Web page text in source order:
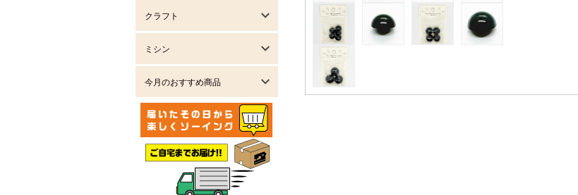
クラフト
ミシン
今月のおすすめ商品